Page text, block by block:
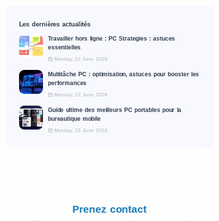
Les dernières actualités
Travailler hors ligne : PC Strategies : astuces
essentielles
Monday, 22 June 2026
Multitâche PC : optimisation, astuces pour booster les
performances
Monday, 22 June 2026
Guide ultime des meilleurs PC portables pour la
bureautique mobile
Monday, 22 June 2026
Prenez contact